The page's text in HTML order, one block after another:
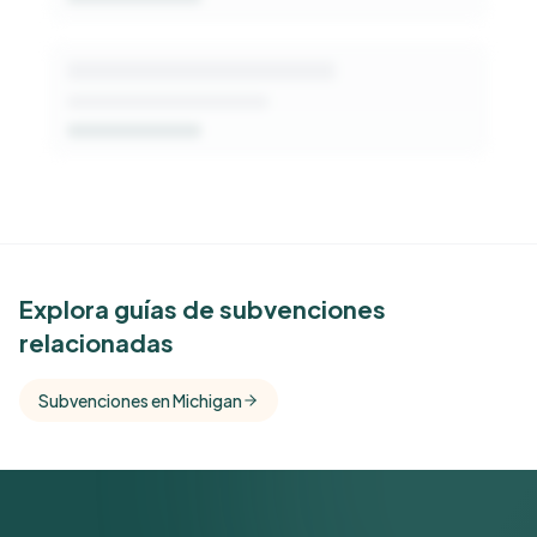
See Similar Funders
Free Kindora accounts unlock side-by-side
funder's focus areas and giving profile.
Explora guías de subvenciones
relacionadas
Subvenciones en Michigan